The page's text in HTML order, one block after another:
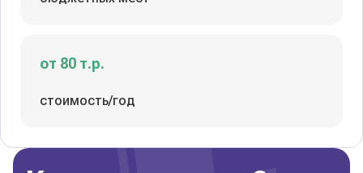
от 80 т.р.
стоимость/год